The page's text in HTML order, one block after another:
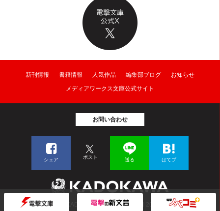
新刊情報 書籍情報 人気作品 編集部ブログ
お知らせ
メディアワークス文庫公式サイト
お問い合わせ
シェア ポスト 送る はてブ
© KADOKAWA CORPORATION 2026